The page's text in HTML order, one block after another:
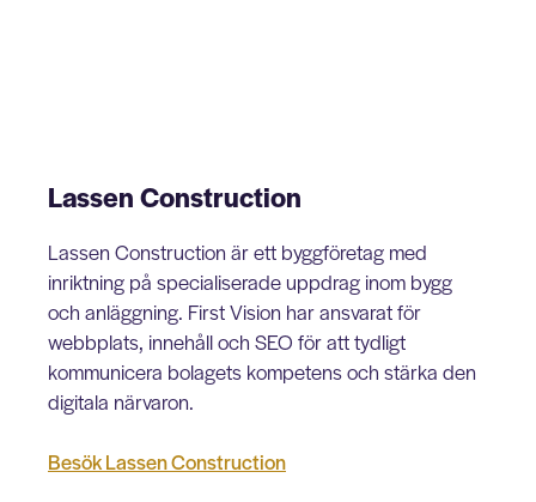
Lassen Construction
Lassen Construction är ett byggföretag med
inriktning på specialiserade uppdrag inom bygg
och anläggning. First Vision har ansvarat för
webbplats, innehåll och SEO för att tydligt
kommunicera bolagets kompetens och stärka den
digitala närvaron.
Besök Lassen Construction